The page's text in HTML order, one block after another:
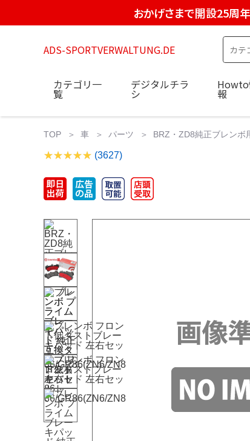
おかげさまで開設25周年
ADS-SPORTVERWALTUNG.DE
カテゴリ一
覧
デジタルチラ
シ 報
TOP 車 パーツ BRZ・ZD8純正ブレンボ
(3627)